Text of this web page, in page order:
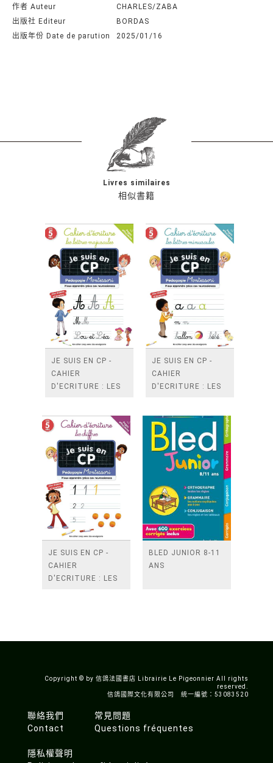
作者 Auteur
CHARLES/ZABA
出版社 Editeur
BORDAS
出版年份 Date de parution
2025/01/16
相似書籍
Livres similaires
JE SUIS EN CP -
CAHIER
D'ECRITURE : LES
JE SUIS EN CP -
CAHIER
D'ECRITURE : LES
JE SUIS EN CP -
CAHIER
D'ECRITURE : LES
BLED JUNIOR 8-11
ANS
Copyright © by 信鴿法國書店 Librairie Le Pigeonnier All rights
reserved.
信鴿國際文化有限公司 統一編號：53083520
聯絡我們
Contact
常見問題
Questions fréquentes
隱私權聲明